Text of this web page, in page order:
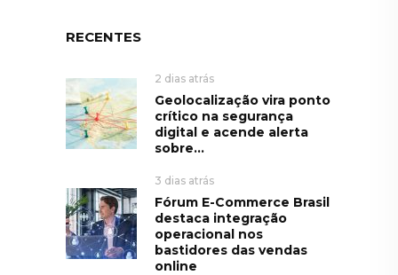
RECENTES
2 dias atrás
Geolocalização vira ponto
crítico na segurança
digital e acende alerta
sobre...
3 dias atrás
Fórum E-Commerce Brasil
destaca integração
operacional nos
bastidores das vendas
online